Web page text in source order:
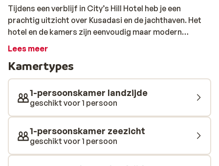
Tijdens een verblijf in City’s Hill Hotel heb je een
prachtig uitzicht over Kusadasi en de jachthaven. Het
hotel en de kamers zijn eenvoudig maar modern
ingericht. Met een verkoelend drankje kun je heerlijk
en dan een verfrissende duik en droom daarna weg met
een goed boek. Nog meer ontspannen? Dat kan goed in
de sauna of de hamam. Vertier is er in het centrum van
Kusadasi, waar je gezellig kunt slenteren langs de
uiteenlopende winkeltjes en restaurants. Vergeet ook
zeker niet een keer een leuke excursie te boeken en zo
de prachtige omgeving te ontdekken.
Lees meer
Kamertypes
1-persoonskamer landzijde
geschikt voor 1 persoon
1-persoonskamer zeezicht
geschikt voor 1 persoon